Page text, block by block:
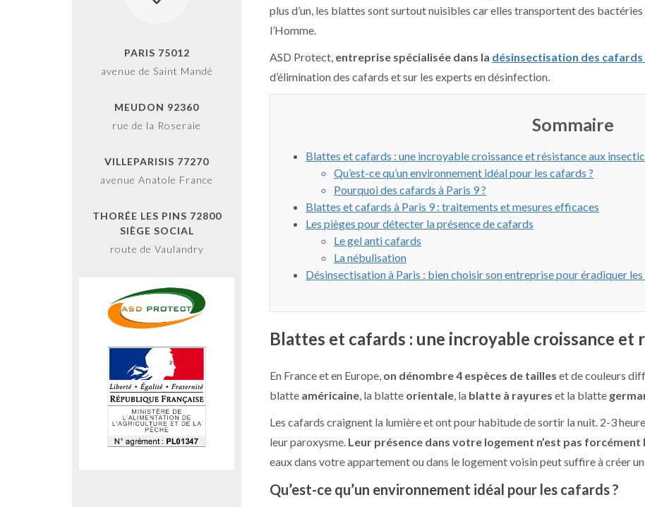
plus d’un, les blattes sont surtout nuisibles car elles transportent des
l’Homme.
ASD Protect, entreprise spécialisée dans la désinsectisation des cafards
d’élimination des cafards et sur les experts en désinfection.
Sommaire
Blattes et cafards : une incroyable croissance et résistance aux
Qu’est-ce qu’un environnement idéal pour les cafards ?
Pourquoi des cafards à Paris 9 ?
Blattes et cafards à Paris 9 : traitements et mesures efficaces
Les pièges pour détecter la présence de cafards
Le gel anti cafards
La nébulisation
Désinsectisation à Paris : bien choisir son entreprise pour éradiquer
Blattes et cafards : une incroyable croissance et
En France et en Europe, on dénombre 4 espèces de tailles et de couleurs
blatte américaine, la blatte orientale, la blatte à rayures et la blatte
Les cafards craignent la lumière et ont pour habitude de sortir la nuit. 2-3
leur paroxysme. Leur présence dans votre logement n’est pas forcément
eaux dans votre appartement ou dans le logement voisin peut suffire à créer
Qu’est-ce qu’un environnement idéal pour les cafards ?
PARIS 75012
avenue de Saint Mandé
MEUDON 92360
rue de la Roseraie
VILLEPARISIS 77270
avenue Anatole France
THORÉE LES PINS 72800
SIÈGE SOCIAL
route de Vaulandry